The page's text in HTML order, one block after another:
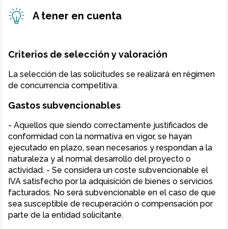
A tener en cuenta
Criterios de selección y valoración
La selección de las solicitudes se realizará en régimen
de concurrencia competitiva.
Gastos subvencionables
- Aquellos que siendo correctamente justificados de
conformidad con la normativa en vigor, se hayan
ejecutado en plazo, sean necesarios y respondan a la
naturaleza y al normal desarrollo del proyecto o
actividad. - Se considera un coste subvencionable el
IVA satisfecho por la adquisición de bienes o servicios
facturados. No será subvencionable en el caso de que
sea susceptible de recuperación o compensación por
parte de la entidad solicitante.